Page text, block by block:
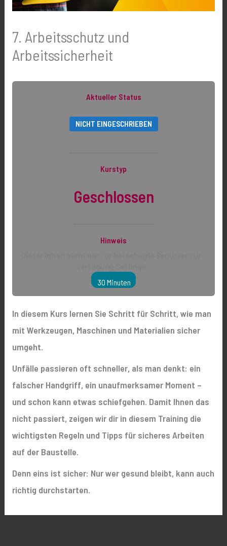
7. Arbeitsschutz und
Arbeitssicherheit
Aktueller Status
NICHT EINGESCHRIEBEN
Kurstyp
Geschlossen
Hinweis
30 Minuten
In diesem Kurs lernen Sie Schritt für Schritt, wie man
mit Werkzeugen, Maschinen und Materialien sicher
umgeht.
Unfälle passieren oft schneller, als man denkt: ein
falscher Handgriff, ein unaufmerksamer Moment –
und schon kann etwas schiefgehen. Damit Ihnen das
nicht passiert, zeigen wir dir in diesem Training die
wichtigsten Regeln und Tipps für sicheres Arbeiten
auf der Baustelle.
Denn eins ist sicher: Nur wer gesund bleibt, kann auch
richtig durchstarten.